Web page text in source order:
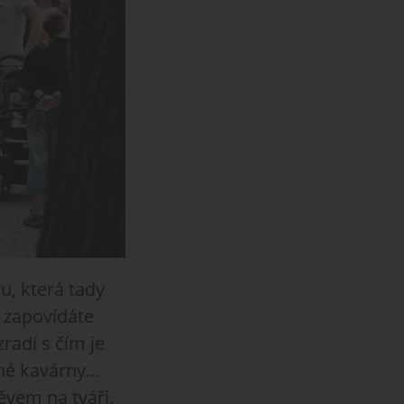
která tady
s čím je
kavárny…
na tváři.